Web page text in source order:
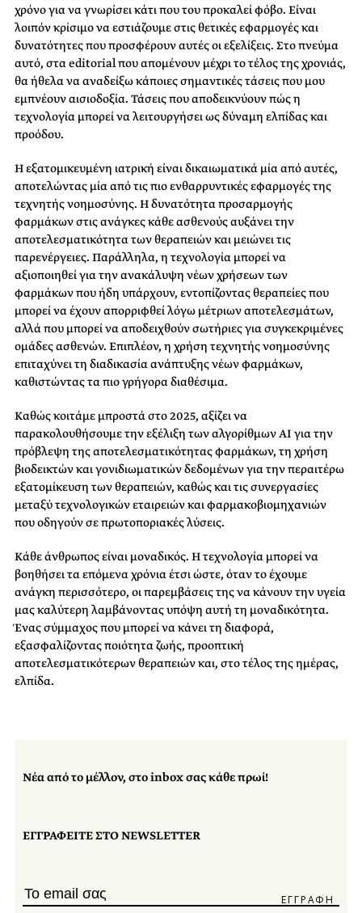
χρόνο για να γνωρίσει κάτι που του προκαλεί φόβο. Είναι
λοιπόν κρίσιμο να εστιάζουμε στις θετικές εφαρμογές και
δυνατότητες που προσφέρουν αυτές οι εξελίξεις. Στο πνεύμα
αυτό, στα editorial που απομένουν μέχρι το τέλος της χρονιάς,
θα ήθελα να αναδείξω κάποιες σημαντικές τάσεις που μου
εμπνέουν αισιοδοξία. Τάσεις που αποδεικνύουν πώς η
τεχνολογία μπορεί να λειτουργήσει ως δύναμη ελπίδας και
προόδου.
Η εξατομικευμένη ιατρική είναι δικαιωματικά μία από αυτές,
αποτελώντας μία από τις πιο ενθαρρυντικές εφαρμογές της
τεχνητής νοημοσύνης. Η δυνατότητα προσαρμογής
φαρμάκων στις ανάγκες κάθε ασθενούς αυξάνει την
αποτελεσματικότητα των θεραπειών και μειώνει τις
παρενέργειες. Παράλληλα, η τεχνολογία μπορεί να
αξιοποιηθεί για την ανακάλυψη νέων χρήσεων των
φαρμάκων που ήδη υπάρχουν, εντοπίζοντας θεραπείες που
μπορεί να έχουν απορριφθεί λόγω μέτριων αποτελεσμάτων,
αλλά που μπορεί να αποδειχθούν σωτήριες για συγκεκριμένες
ομάδες ασθενών. Επιπλέον, η χρήση τεχνητής νοημοσύνης
επιταχύνει τη διαδικασία ανάπτυξης νέων φαρμάκων,
καθιστώντας τα πιο γρήγορα διαθέσιμα.
Καθώς κοιτάμε μπροστά στο 2025, αξίζει να
παρακολουθήσουμε την εξέλιξη των αλγορίθμων AI για την
πρόβλεψη της αποτελεσματικότητας φαρμάκων, τη χρήση
βιοδεικτών και γονιδιωματικών δεδομένων για την περαιτέρω
εξατομίκευση των θεραπειών, καθώς και τις συνεργασίες
μεταξύ τεχνολογικών εταιρειών και φαρμακοβιομηχανιών
που οδηγούν σε πρωτοποριακές λύσεις.
Κάθε άνθρωπος είναι μοναδικός. Η τεχνολογία μπορεί να
βοηθήσει τα επόμενα χρόνια έτσι ώστε, όταν το έχουμε
ανάγκη περισσότερο, οι παρεμβάσεις της να κάνουν την υγεία
μας καλύτερη λαμβάνοντας υπόψη αυτή τη μοναδικότητα.
Ένας σύμμαχος που μπορεί να κάνει τη διαφορά,
εξασφαλίζοντας ποιότητα ζωής, προοπτική
αποτελεσματικότερων θεραπειών και, στο τέλος της ημέρας,
ελπίδα.
Νέα από το μέλλον, στο inbox σας κάθε πρωί!
ΕΓΓΡΑΦΕΙΤΕ ΣΤΟ NEWSLETTER